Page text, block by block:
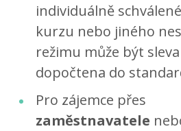
individuálně
kurzu nebo jiného
režimu může být
dopočtena do
Pro zájemce přes
zaměstnavatele